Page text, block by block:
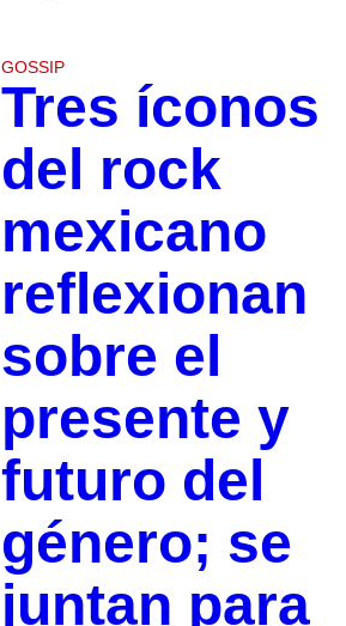
GOSSIP
Tres íconos
del rock
mexicano
reflexionan
sobre el
presente y
futuro del
género; se
juntan para